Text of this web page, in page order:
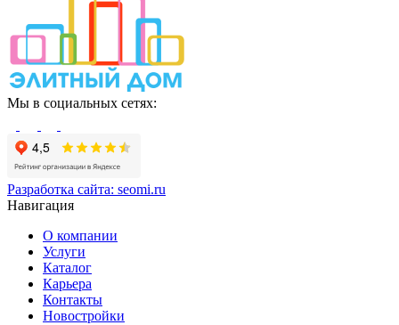
Мы в социальных сетях:
Разработка сайта: seomi.ru
Навигация
О компании
Услуги
Каталог
Карьера
Контакты
Новостройки